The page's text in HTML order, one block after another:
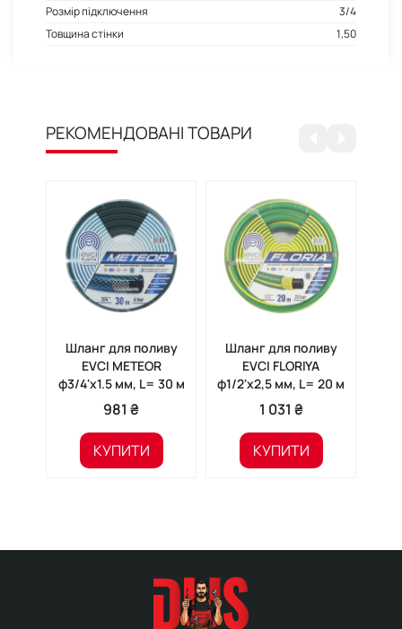
Розмір підключення
3/4
Товщина стінки
1,50
РЕКОМЕНДОВАНІ ТОВАРИ
Шланг для поливу
EVCI METEOR
ф3/4'x1.5 мм, L= 30 м
981 ₴
КУПИТИ
Шланг для поливу
EVCI FLORIYA
ф1/2'x2,5 мм, L= 20 м
1 031 ₴
КУПИТИ